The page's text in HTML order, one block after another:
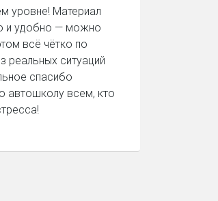
уровне! Материал
и удобно — можно
всё чётко по
реальных ситуаций
спасибо
автошколу всем, кто